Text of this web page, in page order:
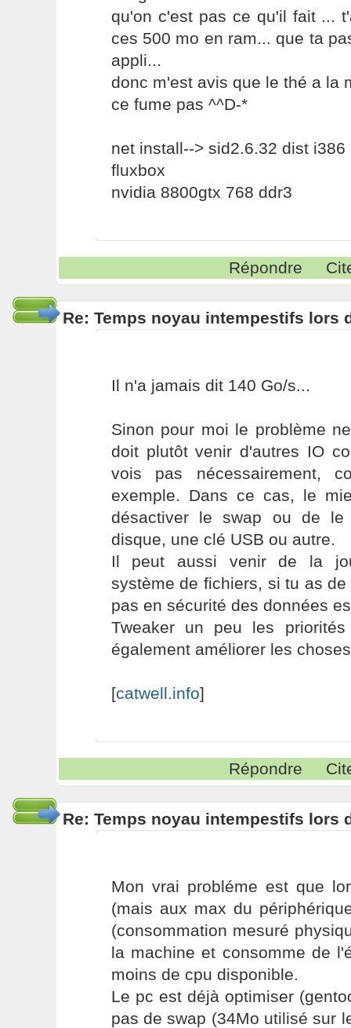
qu'on c'est pas ce qu'il fait ...
ces 500 mo en ram... que ta
appli...
donc m'est avis que le thé a la
ce fume pas ^^D-*
net install--> sid2.6.32 dist i386
fluxbox
nvidia 8800gtx 768 ddr3
Répondre
Re: Temps noyau intempestifs lors
Il n'a jamais dit 140 Go/s...
Sinon pour moi le problème
doit plutôt venir d'autres IO
vois pas nécessairement,
exemple. Dans ce cas, le
désactiver le swap ou de
disque, une clé USB ou autre.
Il peut aussi venir de la
système de fichiers, si tu as
pas en sécurité des données
Tweaker un peu les
également améliorer les
[catwell.info]
Répondre
Re: Temps noyau intempestifs lors
Mon vrai probléme est que
(mais aux max du
(consommation mesuré
la machine et consomme de
moins de cpu disponible.
Le pc est déjà optimiser
pas de swap (34Mo utilisé sur